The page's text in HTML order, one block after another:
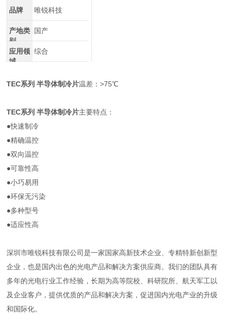
品牌 唯锐科技
产地类
别
国产
应用领
域
综合
TEC系列 半导体制冷片温差：>75℃
TEC系列 半导体制冷片主要特点：
●快速制冷
●精确温控
●双向温控
●可靠性高
●小巧易用
●环保无污染
●多种型号
●适应性高
深圳市唯锐科技有限公司是一家国家高新技术企业、专精特新创新型
企业，也是国内出色的光电产品和解决方案供应商。我们的团队具有
多年的光电行业工作经验，长期为高等院校、科研院所、航天军工以
及企业客户，提供优质的产品和解决方案，促进国内光电产业的升级
和国际化。